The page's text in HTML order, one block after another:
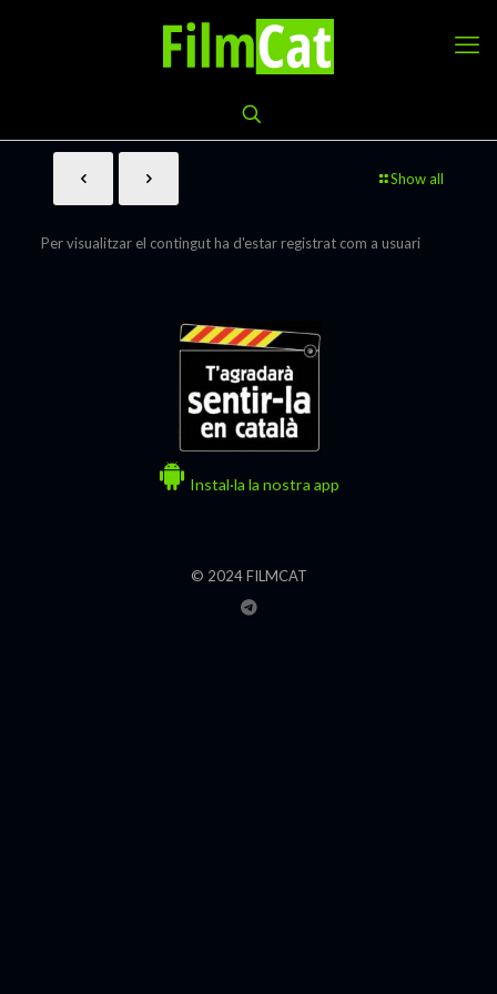
Show all
Per visualitzar el contingut ha d'estar registrat com a usuari
Instal·la la nostra app
© 2024 FILMCAT